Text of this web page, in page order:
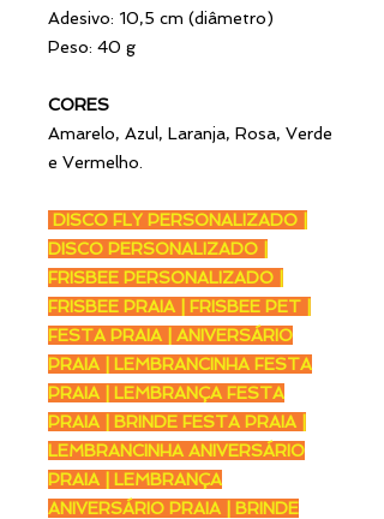
Adesivo: 10,5 cm (diâmetro)
Peso: 40 g
CORES
Amarelo, Azul, Laranja, Rosa, Verde
e Vermelho.
DISCO FLY PERSONALIZADO |
DISCO PERSONALIZADO |
FRISBEE PERSONALIZADO |
FRISBEE PRAIA | FRISBEE PET |
FESTA PRAIA | ANIVERSÁRIO
PRAIA | LEMBRANCINHA FESTA
PRAIA | LEMBRANÇA FESTA
PRAIA | BRINDE FESTA PRAIA |
LEMBRANCINHA ANIVERSÁRIO
PRAIA | LEMBRANÇA
ANIVERSÁRIO PRAIA | BRINDE